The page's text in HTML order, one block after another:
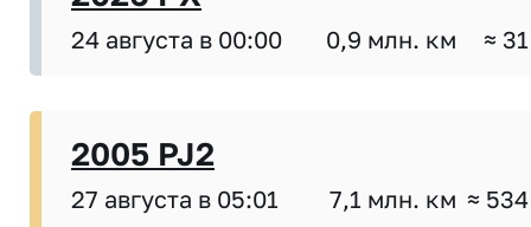
24 августа в 00:00 0,9 млн. км ≈
2005 PJ2
27 августа в 05:01 7,1 млн. км ≈